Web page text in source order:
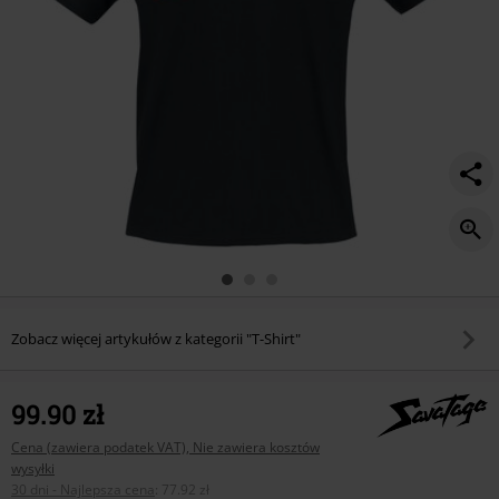
Zobacz więcej artykułów z kategorii "T-Shirt"
99.90 zł
Cena (zawiera podatek VAT), Nie zawiera kosztów
wysyłki
30 dni - Najlepsza cena
77.92 zł